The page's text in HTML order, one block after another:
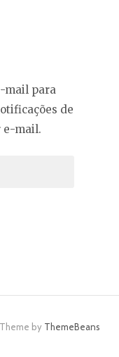
mail para
de
e-mail.
Theme by ThemeBeans